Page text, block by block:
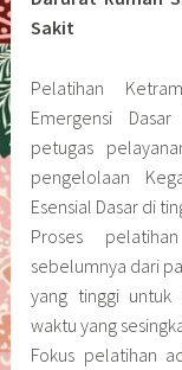
Sakit
Pelatihan
Emergensi
petugas
pengelolaan
Esensial Dasar di
Proses
sebelumnya dari
yang tinggi untuk
waktu yang
Fokus pelatihan